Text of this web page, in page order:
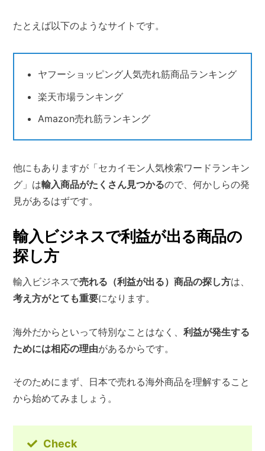
たとえば以下のようなサイトです。
ヤフーショッピング人気売れ筋商品ランキング
楽天市場ランキング
Amazon売れ筋ランキング
他にもありますが「セカイモン人気検索ワードランキン
グ」は輸入商品がたくさん見つかるので、何かしらの発
見があるはずです。
輸入ビジネスで利益が出る商品の
探し方
輸入ビジネスで売れる（利益が出る）商品の探し方は、
考え方がとても重要になります。
海外だからといって特別なことはなく、利益が発生する
ためには相応の理由があるからです。
そのためにまず、日本で売れる海外商品を理解すること
から始めてみましょう。
Check